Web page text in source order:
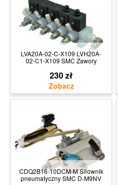
LVA20A-02-C-X109 LVH20A-
02-C1-X109 SMC Zawory
230 zł
CDQ2B16-10DCM-M Siłownik
pneumatyczny SMC D-M9NV